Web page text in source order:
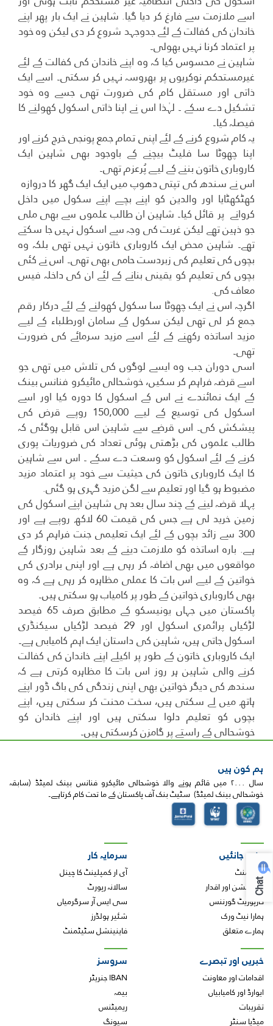
اسے ملازمت سے فارغ کر دیا گیا. شاہین نے ایک بار پھر اپنے
خاندان کی کفالت کے لئے جدوجہد شروع کر دی لیکن وہ خود
پر اعتماد کرنا نہیں بھولی۔
شاہین نے محسوس کیا کہ وہ اپنے خاندان کی کفالت کے لئے
غیرمستحکم نوکریوں پر بھروسہ نہیں کر سکتی۔ اسے ایک
ذاتی اور مستقل کام کی ضرورت تھی جسے وہ خود
تشکیل دے سکے ۔ لہٰذا اس نے اپنا ذاتی اسکول کھولنے کا
فیصلہ کیا۔
یہ کام شروع کرنے کے لئے اپنی تمام جمع پونجی خرچ کرنے اور
اپنا چھوٹا سا فلیٹ بیچنے کے باوجود بھی شاہین ایک
کاروباری خاتون بننے کے لیے پُرعزم تھی۔
اس نے سندھ کی تپتی دھوپ میں ایک ایک گھر کا دروازہ
کھٹکھٹایا اور والدین کو اپنے بچے اپنے سکول میں داخل
کروانے پر قائل کیا۔ شاہین ان طالب علموں سے بھی ملی
جو ذہین تھے لیکن غربت کی وجہ سے اسکول نہیں جا سکتے
تھے۔ شاہین محض ایک کاروباری خاتون نہیں تھی بلکہ وہ
بچوں کی تعلیم کی زبردست حامی بھی تھی۔ اس نے کئی
بچوں کی تعلیم کو یقینی بنانے کے لئے ان کی داخلہ فیس
معاف کی.
اگرچہ اس نے ایک چھوٹا سا سکول کھولنے کے لئے درکار رقم
جمع کر لی تھی لیکن سکول کے سامان اورطلباء کے لیے
مزید اساتذہ رکھنے کے لئے اسے مزید سرمائے کی ضرورت
تھی۔
اسی دوران جب وہ ایسے لوگوں کی تلاش میں تھی جو
اسے قرضہ فراہم کر سکیں، خوشحالی مائیکرو فنانس بینک
کے ایک نمائندے نے اس کے اسکول کا دورہ کیا اور اسے
اسکول کی توسیع کے لیے 150,000 روپے قرض کی
پیشکش کی۔ اس قرضے سے شاہین اس قابل ہوگئی کہ
طالب علموں کی بڑھتی ہوئی تعداد کی ضروریات پوری
کرنے کے لئے اسکول کو وسعت دے سکے ۔ اس سے شاہین
کا ایک کاروباری خاتون کی حیثیت سے خود پر اعتماد مزید
مضبوط ہو گیا اور تعلیم سے لگن مزید گہری ہو گئی.
پہلا قرضہ لینے کے چند سال بعد ہی شاہین اپنے اسکول کی
زمین خرید لی ہے جس کی قیمت 60 لاکھ روپے ہے اور
300 سے زائد بچوں کے لئے ایک تعلیمی جنت فراہم کر دی
ہے. بارہ اساتذہ کو ملازمت دینے کے بعد شاہین روزگار کے
مواقعوں میں بھی اضافہ کر رہی ہے اور اپنی برادری کی
خواتین کے لیے اس بات کا عملی مظاہرہ کر رہی ہے کہ وہ
بھی کاروباری خواتین کے طور پر کامیاب ہو سکتی ہیں۔
پاکستان میں جہاں یونیسکو کے مطابق صرف 65 فیصد
لڑکیاں پرائمری اسکول اور 29 فیصد لڑکیاں سیکنڈری
اسکول جاتی ہیں، شاہین کی داستان ایک اہم کامیابی ہے۔
ایک کاروباری خاتون کے طور پر اکیلے اپنے خاندان کی کفالت
کرنے والی شاہین ہر روز اس بات کا مظاہرہ کرتی ہے کہ
سندھ کی دیگر خواتین بھی اپنی زندگی کی باگ ڈور اپنے
ہاتھ میں لے سکتی ہیں، سخت محنت کر سکتی ہیں، اپنے
بچوں کو تعلیم دلوا سکتی ہیں اور اپنے خاندان کو
خوشحالی کے راستے پر گامزن کرسکتی ہیں۔
ہم کون ہیں
سال ۲۰۰۰ میں قائم ہونے والا خوشحالی مائیکرو فنانس بینک لمیٹڈ (سابقہ
خوشحالی بینک لمیٹڈ) سٹیٹ بنک آف پاکستان کے ما تحت کام کرتاہے۔
مزید جانئیں
منیجمنٹ
وژن،مشن اور اقدار
کارپوریٹ گورننس
ہمارا نیٹ ورک
ہمارے متعلق
سرمایہ کار
آی ار کمپلینٹ کا چینل
سالانہ رپورٹ
سی ایس آر سرگرمیاں
شئیر ہولڈرز
فاینینشل سٹیٹمنٹ
خبریں اور تبصرے
اقدامات اور معاونت
ایوارڈ اور کامیابیاں
تقریبات
میڈیا سنٹر
سروسز
IBAN جنریٹر
بیمہ
ریمیٹنس
سیونگ
Chat